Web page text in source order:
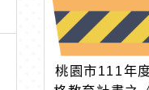
桃園市111年